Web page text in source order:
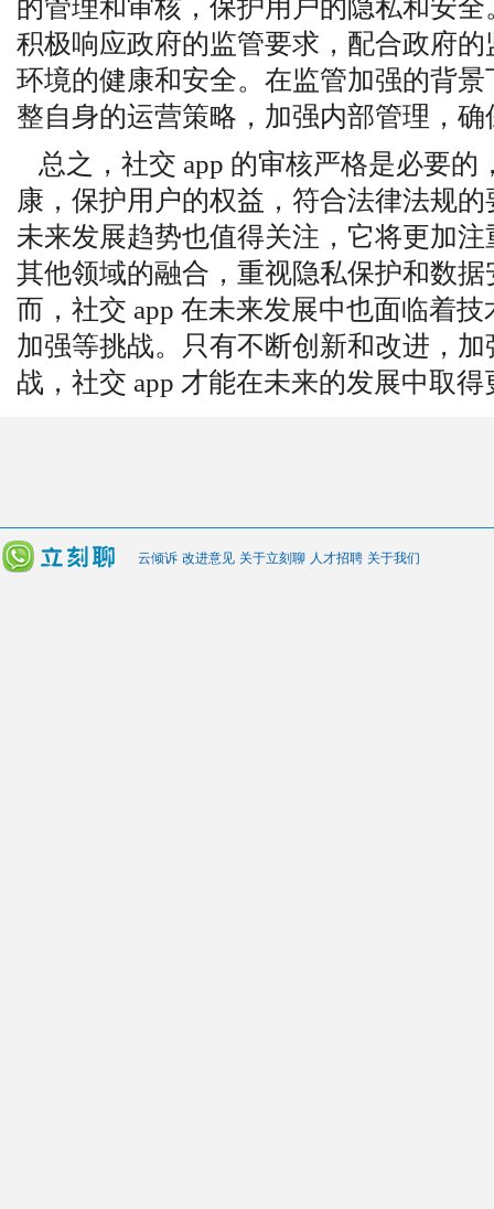
的管理和审核，保护用户的隐私和安全
积极响应政府的监管要求，配合政府
环境的健康和安全。在监管加强的背景
整自身的运营策略，加强内部管理，
总之，社交 app 的审核严格是必要
康，保护用户的权益，符合法律法规
未来发展趋势也值得关注，它将更加
其他领域的融合，重视隐私保护和数
而，社交 app 在未来发展中也面临着
加强等挑战。只有不断创新和改进，
战，社交 app 才能在未来的发展中取
云倾诉 改进意见 关于立刻聊 人才招聘 关于我们